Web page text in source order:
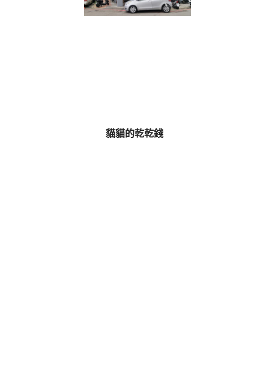
貓貓的乾乾錢